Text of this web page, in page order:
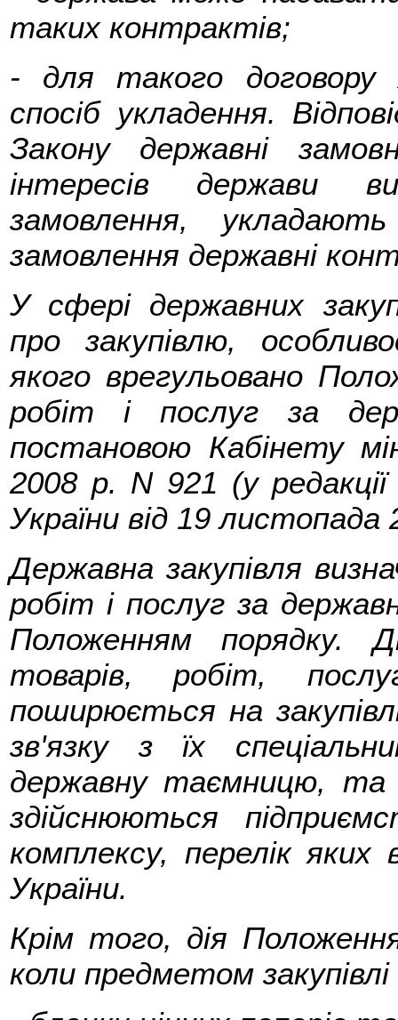
таких контрактів;
- для такого договору
спосіб укладення.
Закону державні
інтересів держави
замовлення,
замовлення державні
У сфері державних
про закупівлю,
якого врегульовано
робіт і послуг за
постановою Кабінету
2008 р. N 921 (у
України від 19 листопада
Державна закупівля
робіт і послуг за
Положенням порядку.
товарів, робіт,
поширюється на
зв'язку з їх
державну таємницю, та
здійснюються
комплексу, перелік яких
України.
Крім того, дія
коли предметом закупівлі